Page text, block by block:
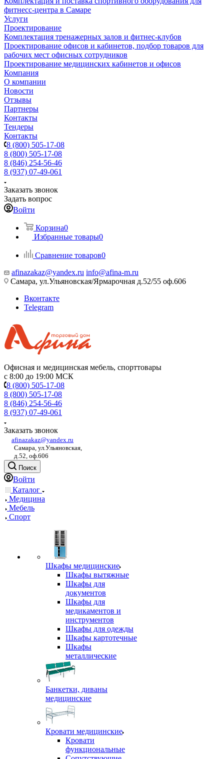
фитнесс-центра в Самаре
Услуги
Проектирование
Комплектация тренажерных залов и фитнес-клубов
Проектирование офисов и кабинетов, подбор товаров для
рабочих мест офисных сотрудников
Проектирование медицинских кабинетов и офисов
Компания
О компании
Новости
Отзывы
Партнеры
Контакты
Тендеры
Контакты
8 (800) 505-17-08
8 (800) 505-17-08
8 (846) 254-56-46
8 (937) 07-49-061
Заказать звонок
Задать вопрос
Войти
Корзина0
Избранные товары0
Сравнение товаров0
afinazakaz@yandex.ru info@afina-m.ru
Самара, ул.Ульяновская/Ярмарочная д.52/55 оф.606
Вконтакте
Telegram
Офисная и медицинская мебель, спорттовары
с 8:00 до 19:00 МСК
8 (800) 505-17-08
8 (800) 505-17-08
8 (846) 254-56-46
8 (937) 07-49-061
Заказать звонок
afinazakaz@yandex.ru
Самара, ул.Ульяновская,
д.52, оф.606
Поиск
Войти
Каталог
Медицина
Мебель
Спорт
Шкафы медицинские
Шкафы вытяжные
Шкафы для
документов
Шкафы для
медикаментов и
инструментов
Шкафы для одежды
Шкафы картотечные
Шкафы
металлические
Банкетки, диваны
медицинские
Кровати медицинские
Кровати
функциональные